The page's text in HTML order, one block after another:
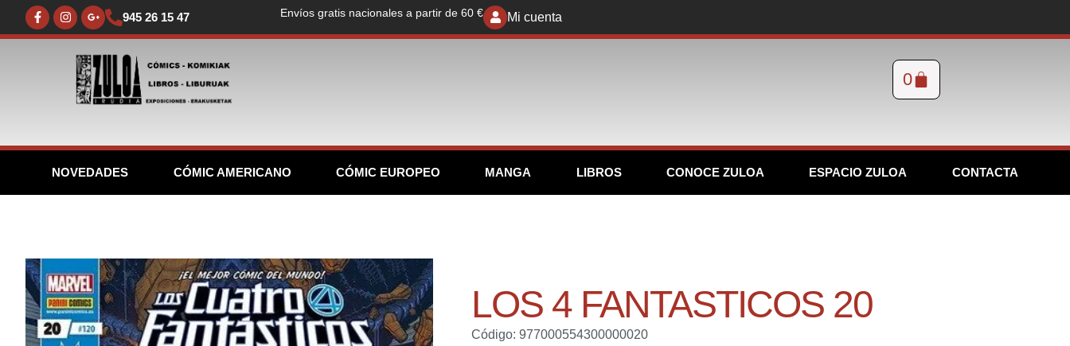
945 26 15 47 Envíos gratis nacionales a partir de 60 € Mi cuenta
0
NOVEDADES CÓMIC AMERICANO CÓMIC EUROPEO MANGA LIBROS CONOCE ZULOA ESPACIO ZULOA CONTACTA
LOS 4 FANTASTICOS 20
Código: 977000554300000020